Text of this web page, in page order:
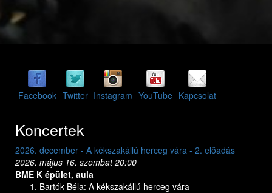
Facebook Twitter Instagram YouTube Kapcsolat
Koncertek
2026. december - A kékszakállú herceg vára - 2. előadás
2026. május 16. szombat 20:00
BME K épület, aula
Bartók Béla: A kékszakállú herceg vára